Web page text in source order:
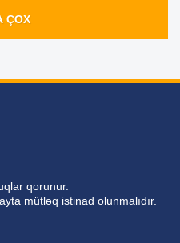
ÇOX
qorunur.
mütləq istinad olunmalıdır.